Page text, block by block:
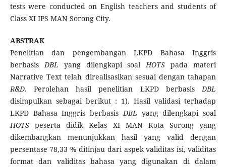
tests were conducted on English teachers and students of
Class XI IPS MAN Sorong City.
ABSTRAK
Penelitian dan pengembangan LKPD Bahasa Inggris
berbasisDBL yang dilengkapi soalHOTSpada materi
Narrative Text telah direalisasikan sesuai dengan tahapan
R&D. Perolehan hasil penelitian LKPD berbasisDBL
disimpulkan sebagai berikut : 1). Hasil validasi terhadap
LKPD Bahasa Inggris berbasisDBL yang dilengkapi soal
HOTSpeserta didik Kelas XI MAN Kota Sorong yang
dikembangkan menunjukkan hasil yang valid dengan
persentase 78,33 % ditinjau dari aspek validitas isi, validitas
format dan validitas bahasa yang digunakan di dalam